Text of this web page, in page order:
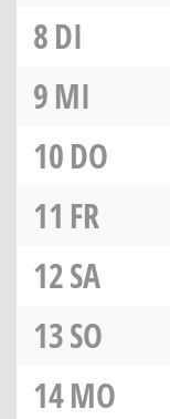
8DI
9MI
10DO
11 FR
12SA
13SO
14MO